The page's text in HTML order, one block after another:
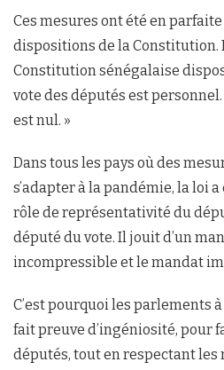
Ces mesures ont été en
dispositions de la Constitution.
Constitution sénégalaise
vote des députés est
est nul. »
Dans tous les pays où des
s’adapter à la pandémie, la loi
rôle de représentativité du
député du vote. Il jouit d’un
incompressible et le mandat
C’est pourquoi les parlements
fait preuve d’ingéniosité, pour
députés, tout en respectant les